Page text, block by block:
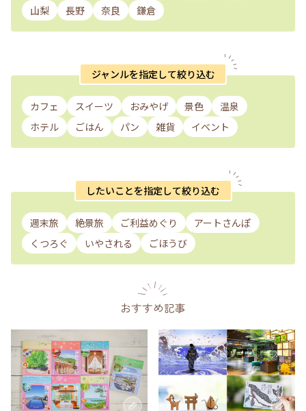
山梨
長野 奈良 鎌倉
ジャンルを指定して絞り込む
カフェ スイーツ おみやげ 景色
温泉
ホテル
ごはん パン 雑貨 イベント
したいことを指定して絞り込む
週末旅 絶景旅 ご利益めぐり
アートさんぽ
くつろぐ
いやされる ごほうび
おすすめ記事